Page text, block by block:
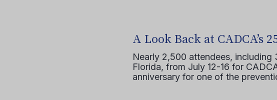
A Look Back at
Nearly 2,500 attendees, including
Florida, from July 12-16 for
anniversary for one of the